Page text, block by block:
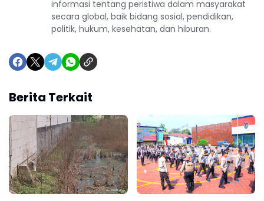
informasi tentang peristiwa dalam masyarakat
secara global, baik bidang sosial, pendidikan,
politik, hukum, kesehatan, dan hiburan.
Berita Terkait